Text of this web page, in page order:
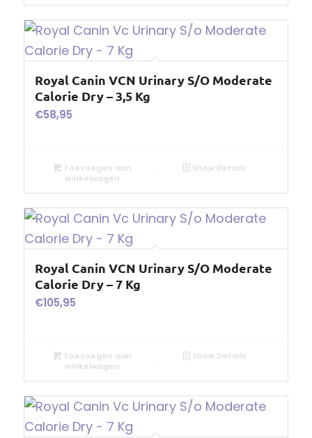
Royal Canin VCN Urinary S/O Moderate
Calorie Dry – 3,5 Kg
€58,95
Toevoegen aan
winkelwagen
Show Details
Royal Canin VCN Urinary S/O Moderate
Calorie Dry – 7 Kg
€105,95
Toevoegen aan
winkelwagen
Show Details